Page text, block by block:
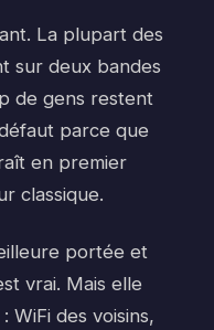
La plupart des
sur deux bandes
de gens restent
parce que
en premier
classique.
portée et
vrai. Mais elle
WiFi des voisins,